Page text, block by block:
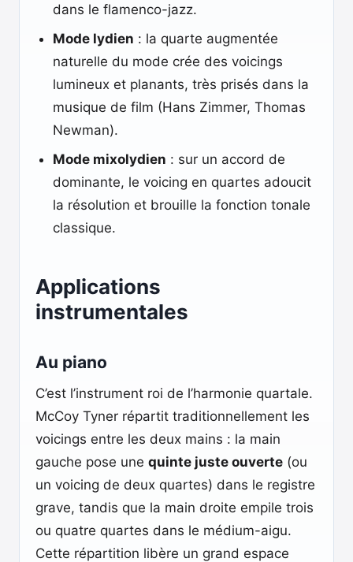
dans le flamenco-jazz.
Mode lydien : la quarte augmentée
naturelle du mode crée des voicings
lumineux et planants, très prisés dans la
musique de film (Hans Zimmer, Thomas
Newman).
Mode mixolydien : sur un accord de
dominante, le voicing en quartes adoucit
la résolution et brouille la fonction tonale
classique.
Applications
instrumentales
Au piano
C’est l’instrument roi de l’harmonie quartale.
McCoy Tyner répartit traditionnellement les
voicings entre les deux mains : la main
gauche pose une quinte juste ouverte (ou
un voicing de deux quartes) dans le registre
grave, tandis que la main droite empile trois
ou quatre quartes dans le médium-aigu.
Cette répartition libère un grand espace